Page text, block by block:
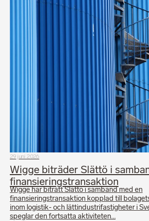
29 juni 2026
Wigge biträder Slättö i
finansieringstransaktion
Wigge har biträtt Slättö i samband med en
finansieringstransaktion kopplad till
inom logistik- och lättindustrifastigheter i
speglar den fortsatta aktiviteten…